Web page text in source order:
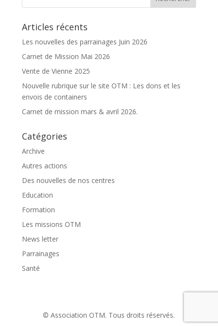
Articles récents
Les nouvelles des parrainages Juin 2026
Carnet de Mission Mai 2026
Vente de Vienne 2025
Nouvelle rubrique sur le site OTM : Les dons et les
envois de containers
Carnet de mission mars & avril 2026.
Catégories
Archive
Autres actions
Des nouvelles de nos centres
Education
Formation
Les missions OTM
News letter
Parrainages
Santé
© Association OTM. Tous droits réservés.